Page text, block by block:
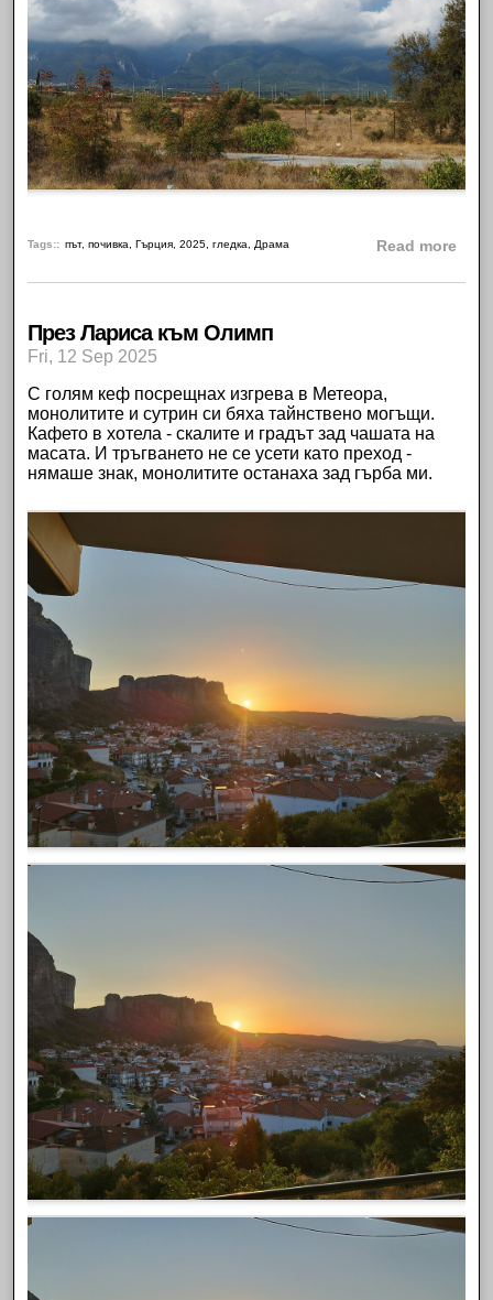
Tags: път,почивка ,Гърция ,2025 ,гледка Драма Read more
През Лариса към Олимп
Fri, 12 Sep 2025
С голям кеф посрещнах изгрева в Метеора,
монолитите и сутрин си бяха тайнствено могъщи.
Кафето в хотела - скалите и градът зад чашата на
масата. И тръгването не се усети като преход -
нямаше знак, монолитите останаха зад гърба ми.